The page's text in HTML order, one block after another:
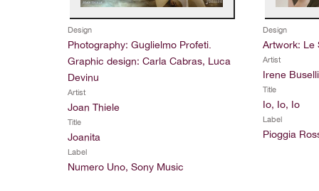
Design
Photography: Guglielmo Profeti.
Graphic design: Carla Cabras, Luca
Devinu
Artist
Joan Thiele
Title
Joanita
Label
Numero Uno, Sony Music
Design
Artwork: Le
Artist
Irene Buselli
Title
Io, Io, Io
Label
Pioggia